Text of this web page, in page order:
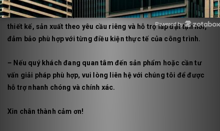
– Bên cạnh các sản phẩm tiêu chuẩn,IPF Việt Namcòn nhận
thiết kế, sản xuất theo yêu cầu riêng và hỗ trợ lắp đặt tận nơi,
đảm bảo phù hợp với từng điều kiện thực tế của công trình.
– Nếu quý khách đang quan tâm đến sản phẩm hoặc cần tư
vấn giải pháp phù hợp, vui lòng liên hệ với chúng tôi để được
hỗ trợ nhanh chóng và chính xác.
Xin chân thành cảm ơn!
Powered by
Zotabox